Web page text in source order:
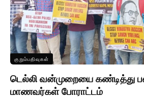
குறும்பதிவுகள்
டெல்லி வன்முறையை கண்டித்து
மாணவர்கள் போராட்டம்